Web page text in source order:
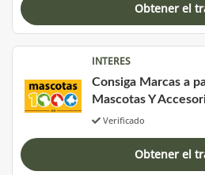
Obtener el
INTERES
Consiga Marcas a
Mascotas Y
Verificado
Obtener el